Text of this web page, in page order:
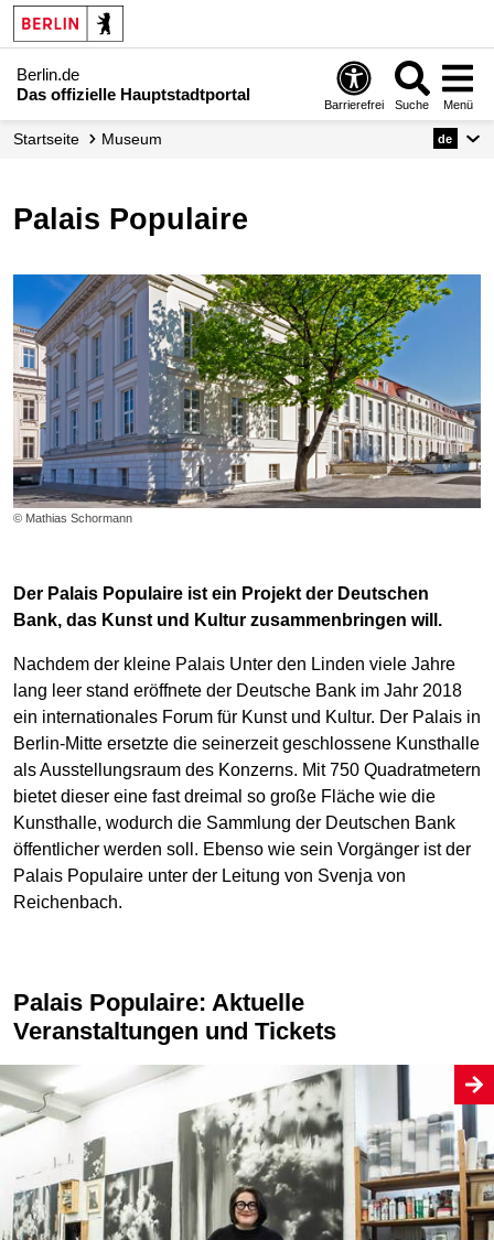
Berlin.de
Das offizielle Hauptstadtportal
Barrierefrei Suche Menü
Startseite Museum de
Palais Populaire
© Mathias Schormann
Der Palais Populaire ist ein Projekt der Deutschen
Bank, das Kunst und Kultur zusammenbringen will.
Nachdem der kleine Palais Unter den Linden viele Jahre
lang leer stand eröffnete der Deutsche Bank im Jahr 2018
ein internationales Forum für Kunst und Kultur. Der Palais in
Berlin-Mitte ersetzte die seinerzeit geschlossene Kunsthalle
als Ausstellungsraum des Konzerns. Mit 750 Quadratmetern
bietet dieser eine fast dreimal so große Fläche wie die
Kunsthalle, wodurch die Sammlung der Deutschen Bank
öffentlicher werden soll. Ebenso wie sein Vorgänger ist der
Palais Populaire unter der Leitung von Svenja von
Reichenbach.
Palais Populaire: Aktuelle
Veranstaltungen und Tickets